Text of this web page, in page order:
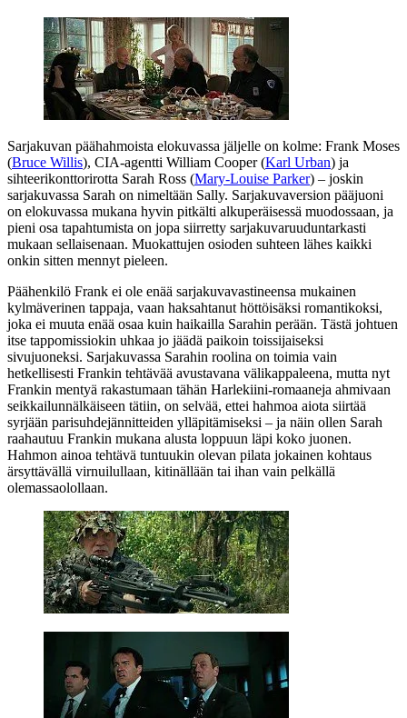
Sarjakuvan päähahmoista elokuvassa jäljelle on kolme: Frank Moses
(Bruce Willis), CIA‑agentti William Cooper (Karl Urban) ja
sihteerikonttorirotta Sarah Ross (Mary-Louise Parker) – joskin
sarjakuvassa Sarah on nimeltään Sally. Sarjakuvaversion pääjuoni
on elokuvassa mukana hyvin pitkälti alkuperäisessä muodossaan, ja
pieni osa tapahtumista on jopa siirretty sarjakuvaruuduntarkasti
mukaan sellaisenaan. Muokattujen osioden suhteen lähes kaikki
onkin sitten mennyt pieleen.
Päähenkilö Frank ei ole enää sarjakuvavastineensa mukainen
kylmäverinen tappaja, vaan haksahtanut höttöisäksi romantikoksi,
joka ei muuta enää osaa kuin haikailla Sarahin perään. Tästä johtuen
itse tappomissiokin uhkaa jo jäädä paikoin toissijaiseksi
sivujuoneksi. Sarjakuvassa Sarahin roolina on toimia vain
hetkellisesti Frankin tehtävää avustavana välikappaleena, mutta nyt
Frankin mentyä rakastumaan tähän Harlekiini-romaaneja ahmivaan
seikkailunnälkäiseen tätiin, on selvää, ettei hahmoa aiota siirtää
syrjään parisuhdejännitteiden ylläpitämiseksi – ja näin ollen Sarah
raahautuu Frankin mukana alusta loppuun läpi koko juonen.
Hahmon ainoa tehtävä tuntuukin olevan pilata jokainen kohtaus
ärsyttävällä virnuilullaan, kitinällään tai ihan vain pelkällä
olemassaolollaan.